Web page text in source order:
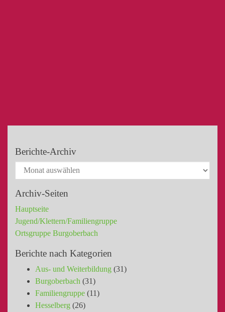
Berichte-Archiv
Archiv-Seiten
Hauptseite
Jugend/Klettern/Familiengruppe
Ortsgruppe Burgoberbach
Berichte nach Kategorien
Aus- und Weiterbildung (31)
Burgoberbach (31)
Familiengruppe (11)
Hesselberg (26)